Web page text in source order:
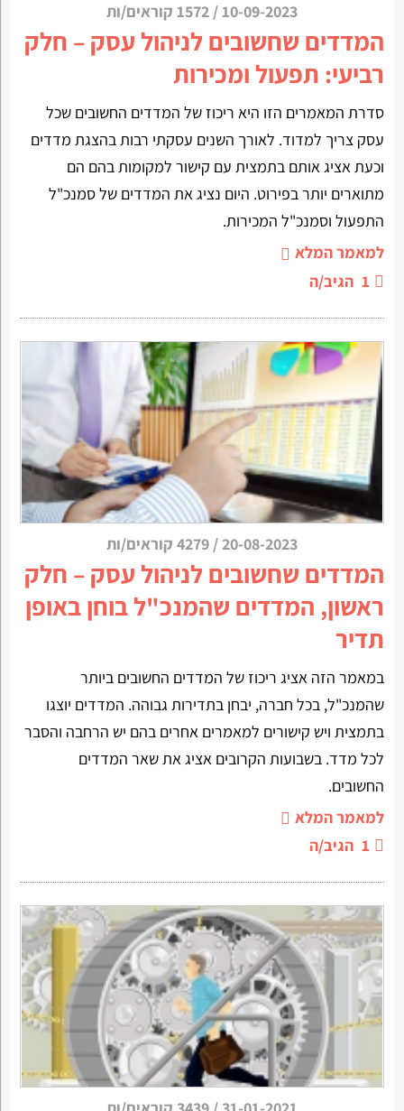
10-09-2023
/ 1572 קוראים/ות
המדדים שחשובים לניהול עסק – חלק
רביעי: תפעול ומכירות
סדרת המאמרים הזו היא ריכוז של המדדים החשובים שכל
עסק צריך למדוד. לאורך השנים עסקתי רבות בהצגת מדדים
וכעת אציג אותם בתמצית עם קישור למקומות בהם הם
מתוארים יותר בפירוט. היום נציג את המדדים של סמנכ"ל
התפעול וסמנכ"ל המכירות.
למאמר המלא
1 הגיב/ה
20-08-2023
/ 4279 קוראים/ות
המדדים שחשובים לניהול עסק – חלק
ראשון, המדדים שהמנכ"ל בוחן באופן
תדיר
במאמר הזה אציג ריכוז של המדדים החשובים ביותר
שהמנכ"ל, בכל חברה, יבחן בתדירות גבוהה. המדדים יוצגו
בתמצית ויש קישורים למאמרים אחרים בהם יש הרחבה והסבר
לכל מדד. בשבועות הקרובים אציג את שאר המדדים
החשובים.
למאמר המלא
1 הגיב/ה